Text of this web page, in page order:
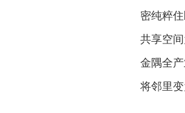
密纯粹
共享空
金隅全
将邻里变